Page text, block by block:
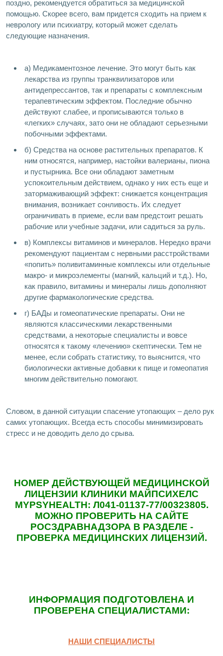
поздно, рекомендуется обратиться за медицинской
помощью. Скорее всего, вам придется сходить на прием к
неврологу или психиатру, который может сделать
следующие назначения.
а) Медикаментозное лечение. Это могут быть как
лекарства из группы транквилизаторов или
антидепрессантов, так и препараты с комплексным
терапевтическим эффектом. Последние обычно
действуют слабее, и прописываются только в
«легких» случаях, зато они не обладают серьезными
побочными эффектами.
б) Средства на основе растительных препаратов. К
ним относятся, например, настойки валерианы, пиона
и пустырника. Все они обладают заметным
успокоительным действием, однако у них есть еще и
затормаживающий эффект: снижается концентрация
внимания, возникает сонливость. Их следует
ограничивать в приеме, если вам предстоит решать
рабочие или учебные задачи, или садиться за руль.
в) Комплексы витаминов и минералов. Нередко врачи
рекомендуют пациентам с нервными расстройствами
«попить» поливитаминные комплексы или отдельные
макро- и микроэлементы (магний, кальций и т.д.). Но,
как правило, витамины и минералы лишь дополняют
другие фармакологические средства.
г) БАДы и гомеопатические препараты. Они не
являются классическими лекарственными
средствами, а некоторые специалисты и вовсе
относятся к такому «лечению» скептически. Тем не
менее, если собрать статистику, то выяснится, что
биологически активные добавки к пище и гомеопатия
многим действительно помогают.
Словом, в данной ситуации спасение утопающих – дело рук
самих утопающих. Всегда есть способы минимизировать
стресс и не доводить дело до срыва.
НОМЕР ДЕЙСТВУЮЩЕЙ МЕДИЦИНСКОЙ
ЛИЦЕНЗИИ КЛИНИКИ МАЙПСИХЕЛС
MYPSYHEALTH: Л041-01137-77/00323805.
МОЖНО ПРОВЕРИТЬ НА САЙТЕ
РОСЗДРАВНАДЗОРА В РАЗДЕЛЕ -
ПРОВЕРКА МЕДИЦИНСКИХ ЛИЦЕНЗИЙ.
ИНФОРМАЦИЯ ПОДГОТОВЛЕНА И
ПРОВЕРЕНА СПЕЦИАЛИСТАМИ:
НАШИ СПЕЦИАЛИСТЫ